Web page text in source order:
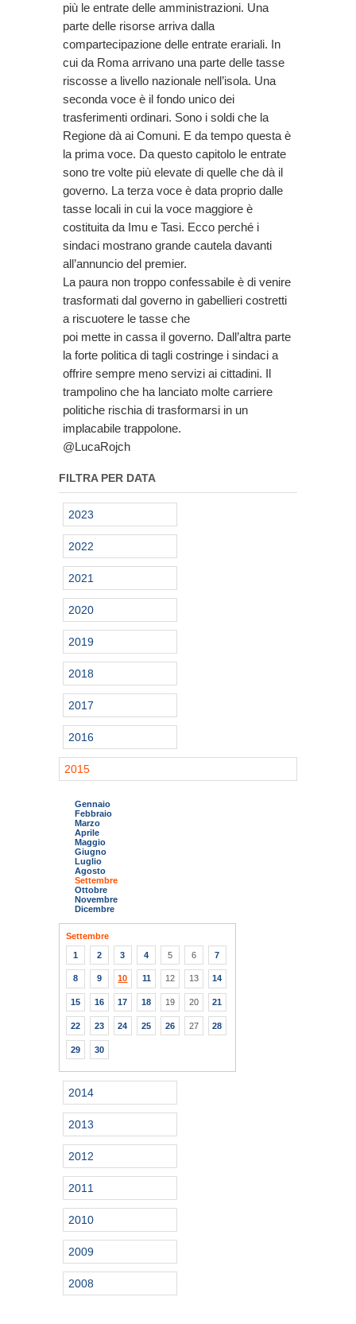
più le entrate delle amministrazioni. Una
parte delle risorse arriva dalla
compartecipazione delle entrate erariali. In
cui da Roma arrivano una parte delle tasse
riscosse a livello nazionale nell’isola. Una
seconda voce è il fondo unico dei
trasferimenti ordinari. Sono i soldi che la
Regione dà ai Comuni. E da tempo questa è
la prima voce. Da questo capitolo le entrate
sono tre volte più elevate di quelle che dà il
governo. La terza voce è data proprio dalle
tasse locali in cui la voce maggiore è
costituita da Imu e Tasi. Ecco perché i
sindaci mostrano grande cautela davanti
all’annuncio del premier.
La paura non troppo confessabile è di venire
trasformati dal governo in gabellieri costretti
a riscuotere le tasse che
poi mette in cassa il governo. Dall’altra parte
la forte politica di tagli costringe i sindaci a
offrire sempre meno servizi ai cittadini. Il
trampolino che ha lanciato molte carriere
politiche rischia di trasformarsi in un
implacabile trappolone.
@LucaRojch
FILTRA PER DATA
2023
2022
2021
2020
2019
2018
2017
2016
2015
Gennaio
Febbraio
Marzo
Aprile
Maggio
Giugno
Luglio
Agosto
Settembre
Ottobre
Novembre
Dicembre
Settembre
1
2 3 4 5 6 7
8 9 10 11 12 13 14
15 16 17 18 19 20 21
22 23 24 25 26 27 28
29 30
2014
2013
2012
2011
2010
2009
2008